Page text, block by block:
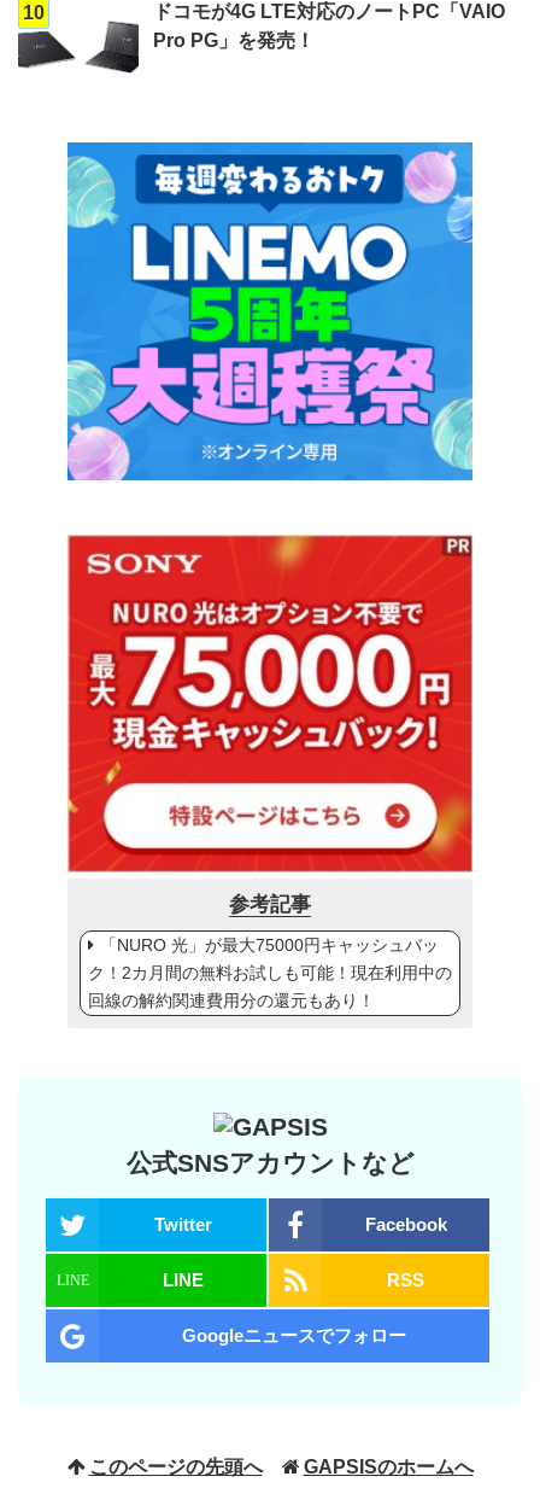
10
ドコモが4G LTE対応のノートPC「VAIO
Pro PG」を発売！
参考記事
「NURO 光」が最大75000円キャッシュバッ
ク！2カ月間の無料お試しも可能！現在利用中の
回線の解約関連費用分の還元もあり！
公式SNSアカウントなど
Twitter Facebook
LINE RSS
Googleニュースでフォロー
このページの先頭へ GAPSISのホームへ